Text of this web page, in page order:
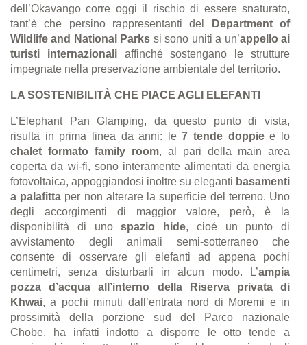
dell’Okavango corre oggi il rischio di essere snaturato,
tant’è che persino rappresentanti del
Department of
Wildlife and National Parks si sono uniti a un’appello ai
turisti internazionaliaffinché sostengano le strutture
impegnate nella preservazione ambientale del territorio.
LA SOSTENIBILITÀ CHE PIACE AGLI ELEFANTI
L’Elephant Pan Glamping, da questo punto di vista,
risulta in prima linea da anni: le7 tende doppiee lo
chalet formato family room, al pari della main area
coperta da wi-fi, sono interamente alimentati da energia
fotovoltaica, appoggiandosi inoltre su eleganti basamenti
a palafitta per non alterare la superficie del terreno. Uno
degli accorgimenti di maggior valore, però, è la
disponibilità di unospazio hide, cioé un punto di
avvistamento degli animali semi-sotterraneo che
consente di osservare gli elefanti ad appena pochi
centimetri, senza disturbarli in alcun modo. L’ampia
pozza d’acqua all’interno della Riserva privata di
Khwai, a pochi minuti dall’entrata nord di Moremi e in
prossimità della porzione sud del Parco nazionale
Chobe, ha infatti indotto a disporre le otto tende a